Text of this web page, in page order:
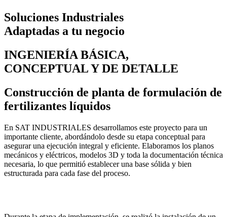
Soluciones Industriales
Adaptadas a tu negocio
INGENIERÍA BÁSICA,
CONCEPTUAL Y DE DETALLE
Construcción de planta de formulación de
fertilizantes líquidos
En SAT INDUSTRIALES desarrollamos este proyecto para un
importante cliente, abordándolo desde su etapa conceptual para
asegurar una ejecución integral y eficiente. Elaboramos los planos
mecánicos y eléctricos, modelos 3D y toda la documentación técnica
necesaria, lo que permitió establecer una base sólida y bien
estructurada para cada fase del proceso.